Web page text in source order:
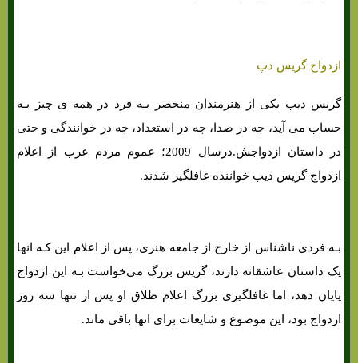
ازدواج گریس دپ
گریس دیب یکی از هنرمندان منحصر بـه فرد در همه ی چیز بـه
حساب می آید، چه در صدا، چه در استعداد، چه در خوانندگی و حتی
در داستان ازدواجش.درسال 2009؛ عموم مردم عرب از اعلام
ازدواج گریس دیب خواننده غافلگیر شدند.
بـه فردی ناشناس از خارج از جامعه هنری، پس از اعلام این کـه انها
یک داستان عاشقانه دارند، گریس بزرگ می‌خواست بـه این ازدواج
پایان دهد، اما غافلگیری بزرگ اعلام طلاق او پس از تنها سه روز
ازدواج بود، این موضوع و شایعات برای انها باقی ماند.